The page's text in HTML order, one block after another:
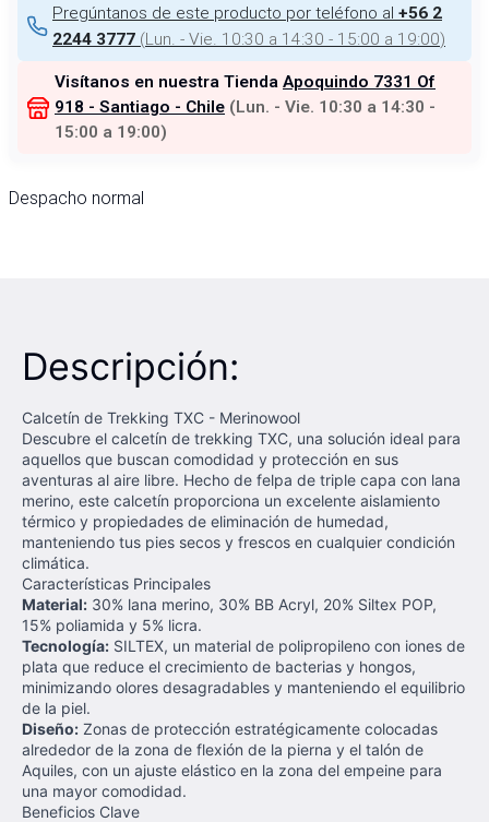
Pregúntanos de este producto por teléfono al +56 2
2244 3777 (Lun. - Vie. 10:30 a 14:30 - 15:00 a 19:00)
Visítanos en nuestra Tienda Apoquindo 7331 Of
918 - Santiago - Chile (Lun. - Vie. 10:30 a 14:30 -
15:00 a 19:00)
Despacho normal
Descripción:
Calcetín de Trekking TXC - Merinowool
Descubre el calcetín de trekking TXC, una solución ideal para
aquellos que buscan comodidad y protección en sus
aventuras al aire libre. Hecho de felpa de triple capa con lana
merino, este calcetín proporciona un excelente aislamiento
térmico y propiedades de eliminación de humedad,
manteniendo tus pies secos y frescos en cualquier condición
climática.
Características Principales
Material: 30% lana merino, 30% BB Acryl, 20% Siltex POP,
15% poliamida y 5% licra.
Tecnología: SILTEX, un material de polipropileno con iones de
plata que reduce el crecimiento de bacterias y hongos,
minimizando olores desagradables y manteniendo el equilibrio
de la piel.
Diseño: Zonas de protección estratégicamente colocadas
alrededor de la zona de flexión de la pierna y el talón de
Aquiles, con un ajuste elástico en la zona del empeine para
una mayor comodidad.
Beneficios Clave